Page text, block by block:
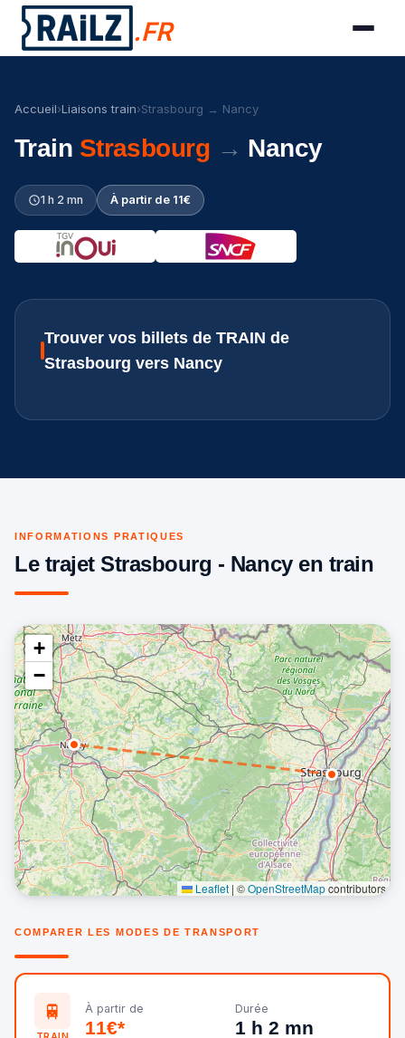
.FR
Accueil›Liaisons train›Strasbourg → Nancy
Train Strasbourg → Nancy
1 h 2 mn À partir de 11€
Trouver vos billets de TRAIN de
Strasbourg vers Nancy
INFORMATIONS PRATIQUES
Le trajet Strasbourg - Nancy en train
+
−
Leaflet | ©OpenStreetMapcontributors
COMPARER LES MODES DE TRANSPORT
🚆 À partir de
11€*
Durée
1 h 2 mn